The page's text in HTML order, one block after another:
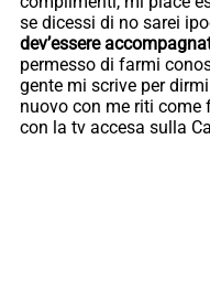
se dicessi di no sarei
dev’essere
permesso di farmi
gente mi scrive per
nuovo con me riti come
con la tv accesa sulla